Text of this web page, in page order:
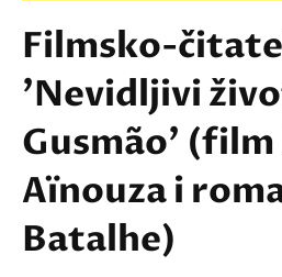
Filmsko-
'Nevidljivi
Gusmão'
Aïnouza i
Batalhe)